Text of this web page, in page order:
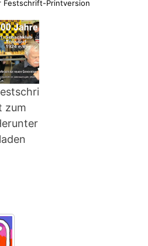
Festschrift-Printversion
zum